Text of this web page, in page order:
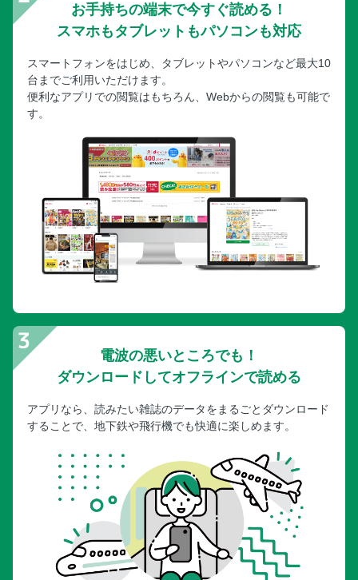
お手持ちの端末で今すぐ読める！
スマホもタブレットもパソコンも対応
スマートフォンをはじめ、タブレットやパソコンなど最大10
台までご利用いただけます。
便利なアプリでの閲覧はもちろん、Webからの閲覧も可能で
す。
電波の悪いところでも！
ダウンロードしてオフラインで読める
アプリなら、読みたい雑誌のデータをまるごとダウンロード
することで、地下鉄や飛行機でも快適に楽しめます。